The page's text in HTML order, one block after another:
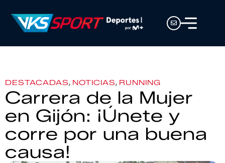
DESTACADAS, NOTICIAS, RUNNING
Carrera de la Mujer
en Gijón: ¡Únete y
corre por una buena
causa!